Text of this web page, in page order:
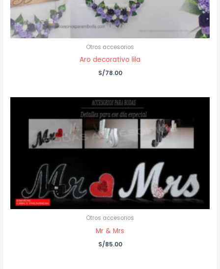
Otros accesorios
Aro decorativo lila
S/78.00
Otros accesorios
Mr & Mrs
S/85.00